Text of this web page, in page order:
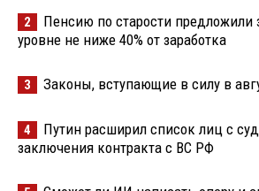
2
Пенсию по старости предложили
уровне не ниже 40% от заработка
3 Законы, вступающие в силу в
4
Путин расширил список лиц с
заключения контракта с ВС РФ